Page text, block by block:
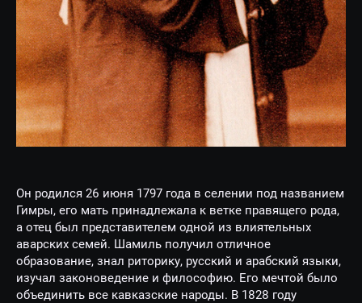
Он родился 26 июня 1797 года в селении под названием
Гимры, его мать принадлежала к ветке правящего рода,
а отец был представителем одной из влиятельных
аварских семей. Шамиль получил отличное
образование, знал риторику, русский и арабский языки,
изучал законоведение и философию. Его мечтой было
объединить все кавказские народы. В 1828 году